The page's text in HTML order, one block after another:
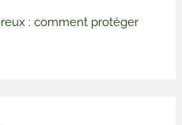
: comment protéger